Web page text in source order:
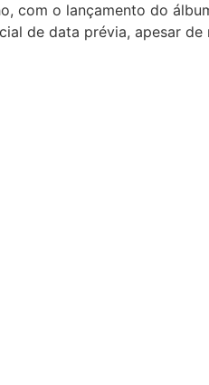
com o lançamento do
de data prévia, apesar